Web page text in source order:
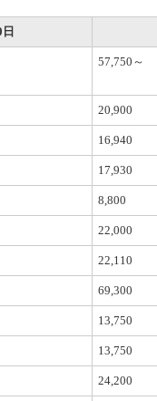
57,750～
20,900
16,940
17,930
8,800
22,000
22,110
69,300
13,750
13,750
24,200